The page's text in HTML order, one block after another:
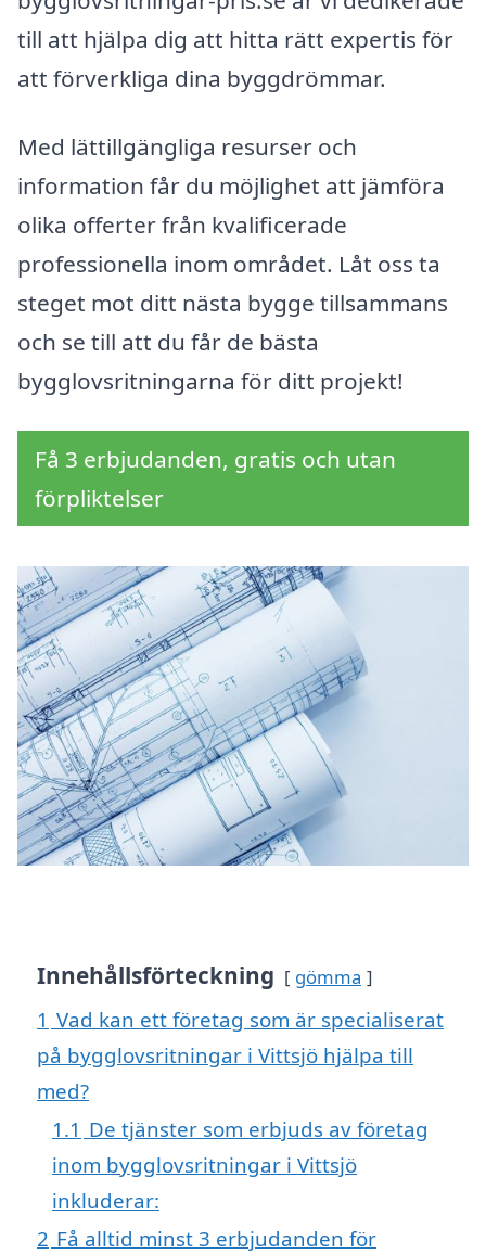
till att hjälpa dig att hitta rätt expertis för
att förverkliga dina byggdrömmar.
Med lättillgängliga resurser och
information får du möjlighet att jämföra
olika offerter från kvalificerade
professionella inom området. Låt oss ta
steget mot ditt nästa bygge tillsammans
och se till att du får de bästa
bygglovsritningarna för ditt projekt!
Få 3 erbjudanden, gratis och utan
förpliktelser
Innehållsförteckning gömma
1 Vad kan ett företag som är specialiserat
på bygglovsritningar i Vittsjö hjälpa till
med?
1.1 De tjänster som erbjuds av företag
inom bygglovsritningar i Vittsjö
inkluderar:
2 Få alltid minst 3 erbjudanden för